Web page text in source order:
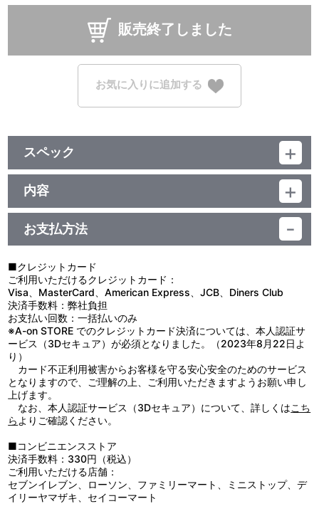
販売終了しました
お気に入りに追加する
スペック
品番：TU-14493
素材：紙、ブリキ
サイズ：約 直径56mm
生産エリア：日本
内容
【使用上の注意】
●本来の用途以外では、絶対に使用しないでください。
●思わぬ事故のおそれがありますので、乳幼児またはお子様には絶
●装着する際は、ピンに十分ご注意ください。
●装着した状態で激しい運動をすると、ケガや事故の原因になりま
すのでお避けください。
●商品の特性上、とがっている箇所がありますので取り扱いには十
分ご注意ください。
●使用しないときは、ピンに気を付けてお子様の手が届かない所に
保管してください。
●装着する生地によっては表面に傷がついたり、穴あき破損の原因
となりますのでご注意ください。
●高温多湿、直射日光を避け、お子様の手の届かない所に保管して
ください。
お支払方法
■クレジットカード
ご利用いただけるクレジットカード：
Visa、MasterCard、American Express、JCB、Diners Club
決済手数料：弊社負担
お支払い回数：一括払いのみ
※A-on STORE でのクレジットカード決済については、本人認証サ
ービス（3Dセキュア）が必須となりました。（2023年8月22日よ
り）
カード不正利用被害からお客様を守る安心安全のためのサービス
となりますので、ご理解の上、ご利用いただきますようお願い申し
上げます。
なお、本人認証サービス（3Dセキュア）について、詳しくはこち
ら よりご確認ください。
■コンビニエンスストア
決済手数料：330円（税込）
ご利用いただける店舗：
セブンイレブン、ローソン、ファミリーマート、ミニストップ、デ
イリーヤマザキ、セイコーマート